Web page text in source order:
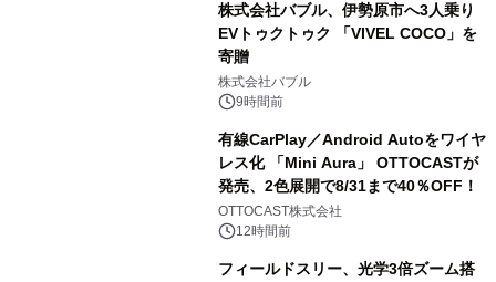
株式会社バブル、伊勢原市へ3人乗り
EVトゥクトゥク 「VIVEL COCO」を
寄贈
株式会社バブル
9時間前
有線CarPlay／Android Autoをワイヤ
レス化 「Mini Aura」 OTTOCASTが
発売、2色展開で8/31まで40％OFF！
OTTOCAST株式会社
12時間前
フィールドスリー、光学3倍ズーム搭